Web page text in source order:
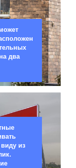
два
из